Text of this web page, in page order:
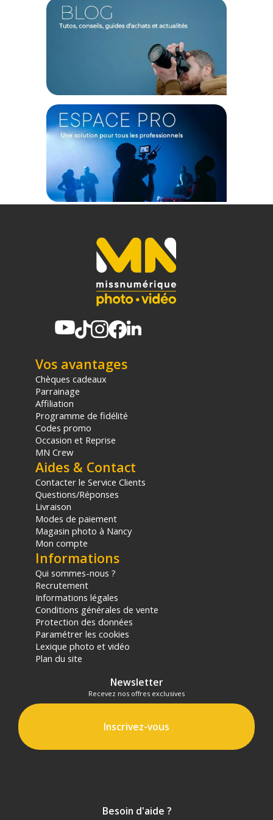
disponible sur la longue-vue. Il permet le nettoyage des
traces d’eau, des traces d’insectes ou la résine d’arbre sur la
Un étui de protection et des oculaires à zoom sont également
compatibles
Caractéristiques de la longue-vue Swarovski ATS 80 hd :
GÉNÉRAL
Diamètre effectif de l’objectif : 80 mm
Distance oeil-oculaire : 17 mm
Distance minimale de mise au point : 5 m
Correction dioptrique à infini : supérieur 5 dpt
Transmission de la lumière : 86 %
Champ de vision apparent : 40-65°
ENVIRONNEMENT ET CONDITIONS
Température de fonctionnement : -25 to +55 °C
Etanchéité : 13 ft / 4 m profondeur en eau (remplissage de
CONTENU DU CARTON
1 x Swarovski ATS 80 hd
Offre valable jusqu'au 06-08-2026 inclus.
Code EAN Swarovski ATS 80 hd - Longue vue - Achat et prix :
9006325073911
(1) Offre valable jusqu'au 31 Décembre 2030 à partir de 49 euros
relais situé en France continentale uniquement, valable uniquement
sur les produits de moins de 1m et moins de 20Kg.
(2) Nombre de points Fidélité estimés, hors remises au panier, basé
sur le prix TTC en €, les points seront effectivement calculés dans le
panier.
Vos avantages
Chèques cadeaux
Parrainage
Affiliation
Programme de fidélité
Codes promo
Occasion et Reprise
MN Crew
Aides & Contact
Contacter le Service Clients
Questions/Réponses
Livraison
Modes de paiement
Magasin photo à Nancy
Mon compte
Informations
Qui sommes-nous ?
Recrutement
Informations légales
Conditions générales de vente
Protection des données
Paramétrer les cookies
Lexique photo et vidéo
Plan du site
Newsletter
Recevez nos offres exclusives
Inscrivez-vous
Besoin d'aide ?